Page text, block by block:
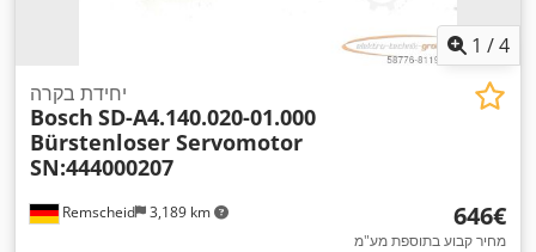
1 /4
Remscheid 3,189 km
יחידת בקרה
Bosch SD-A4.140.020-01.000
Bürstenloser Servomotor
SN:444000207
‏646 ‏€
מחיר קבוע בתוספת מע"מ